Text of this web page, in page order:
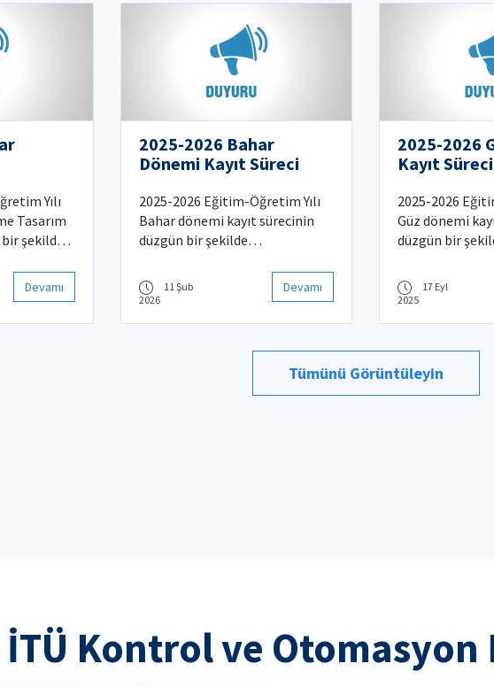
Yılı
Tasarım
şekilde
Devamı
2025-2026 Bahar
Dönemi Kayıt Süreci
2025-2026 Eğitim-Öğretim Yılı
Bahar dönemi kayıt sürecinin
düzgün bir şekilde
bölümümüzce uygulanacak
kurallara ilişkin
11 Şub
2026
Devamı
2025-2026
Kayıt Süreci
2025-2026
Güz dönemi
düzgün bir
bölümümüzce
kurallara ilişkin
17 Eyl
2025
Tümünü Görüntüleyin
İTÜ Kontrol ve